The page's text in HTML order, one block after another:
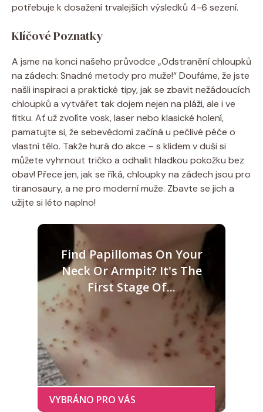
potřebuje k dosažení trvalejších výsledků 4-6 sezení.
Klíčové Poznatky
A jsme na konci našeho průvodce „Odstranění chloupků
na zádech: Snadné metody pro muže!“ Doufáme, že jste
našli inspiraci a praktické tipy, jak se zbavit nežádoucích
chloupků a vytvářet tak dojem nejen na pláži, ale i ve
fitku. Ať už zvolíte vosk, laser nebo klasické holení,
pamatujte si, že sebevědomí začíná u pečlivé péče o
vlastní tělo. Takže hurá do akce – s klidem v duši si
můžete vyhrnout tričko a odhalit hladkou pokožku bez
obav! Přece jen, jak se říká, chloupky na zádech jsou pro
tiranosaury, a ne pro moderní muže. Zbavte se jich a
užijte si léto naplno!
Find Papillomas On Your
Neck Or Armpit? It's The
First Stage Of...